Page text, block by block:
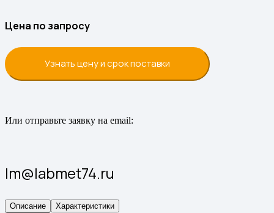
Цена по запросу
Узнать цену и срок поставки
Или отправьте заявку на email:
lm@labmet74.ru
Описание
Характеристики